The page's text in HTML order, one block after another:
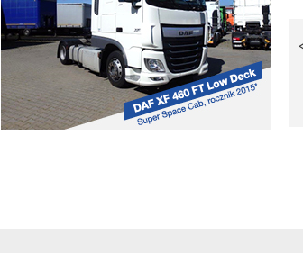
Nawigacja
wpisu